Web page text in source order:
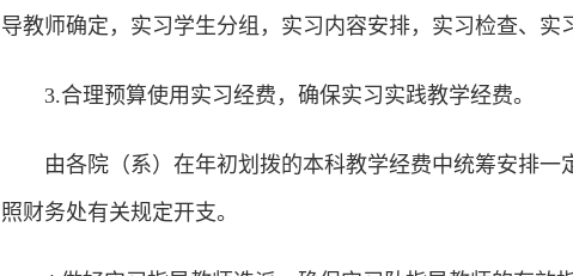
导教师确定，实习学生分组，实习内容安排，实习检查、实
3.合理预算使用实习经费，确保实习实践教学经费。
由各院（系）在年初划拨的本科教学经费中统筹安排一
照财务处有关规定开支。